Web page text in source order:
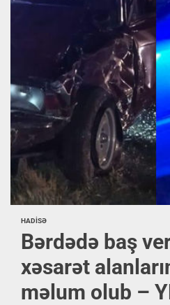
HADİSƏ
Bərdədə baş
xəsarət
məlum olub –